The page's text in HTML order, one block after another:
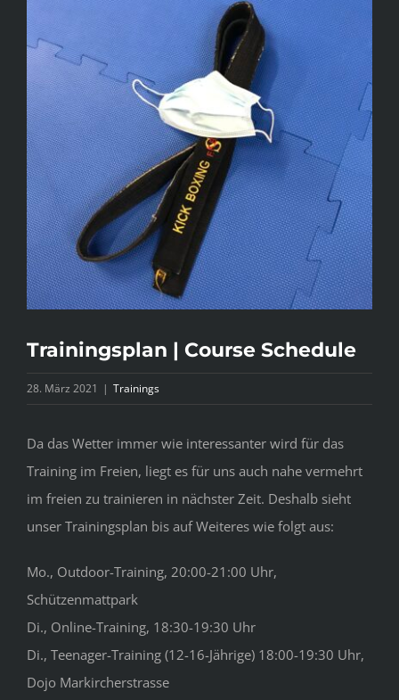
Trainingsplan | Course Schedule
28. März 2021 | Trainings
Da das Wetter immer wie interessanter wird für das
Training im Freien, liegt es für uns auch nahe vermehrt
im freien zu trainieren in nächster Zeit. Deshalb sieht
unser Trainingsplan bis auf Weiteres wie folgt aus:
Mo., Outdoor-Training, 20:00-21:00 Uhr,
Schützenmattpark
Di., Online-Training, 18:30-19:30 Uhr
Di., Teenager-Training (12-16-Jährige) 18:00-19:30 Uhr,
Dojo Markircherstrasse